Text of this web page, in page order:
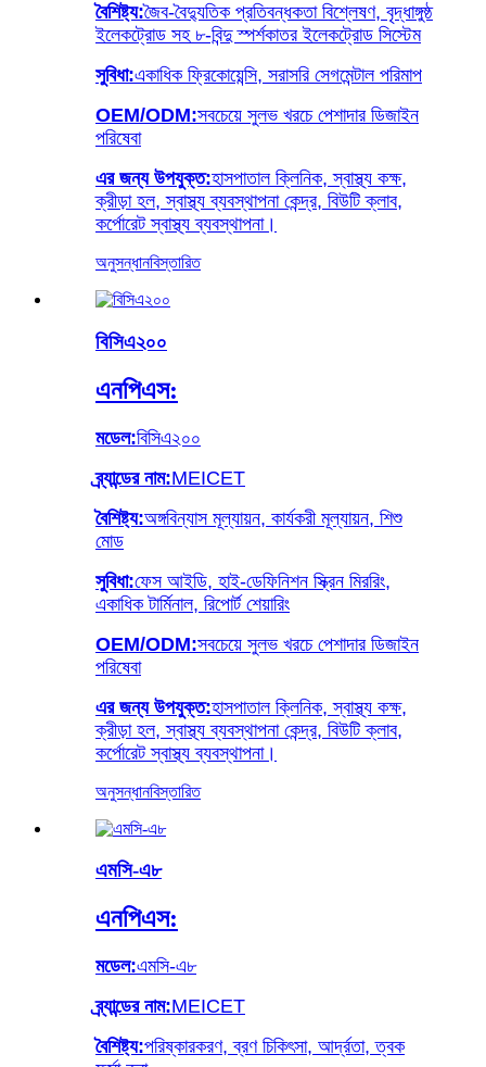
বৈশিষ্ট্য:জৈব-বৈদ্যুতিক প্রতিবন্ধকতা বিশ্লেষণ, বৃদ্ধাঙ্গুষ্ঠ
ইলেকট্রোড সহ ৮-বিন্দু স্পর্শকাতর ইলেকট্রোড সিস্টেম
সুবিধা:একাধিক ফ্রিকোয়েন্সি, সরাসরি সেগমেন্টাল পরিমাপ
OEM/ODM:সবচেয়ে সুলভ খরচে পেশাদার ডিজাইন
পরিষেবা
এর জন্য উপযুক্ত:হাসপাতাল ক্লিনিক, স্বাস্থ্য কক্ষ,
ক্রীড়া হল, স্বাস্থ্য ব্যবস্থাপনা কেন্দ্র, বিউটি ক্লাব,
কর্পোরেট স্বাস্থ্য ব্যবস্থাপনা।
অনুসন্ধানবিস্তারিত
বিসিএ২০০
এনপিএস:
মডেল:বিসিএ২০০
ব্র্যান্ডের নাম:MEICET
বৈশিষ্ট্য:অঙ্গবিন্যাস মূল্যায়ন, কার্যকরী মূল্যায়ন, শিশু
মোড
সুবিধা:ফেস আইডি, হাই-ডেফিনিশন স্ক্রিন মিররিং,
একাধিক টার্মিনাল, রিপোর্ট শেয়ারিং
OEM/ODM:সবচেয়ে সুলভ খরচে পেশাদার ডিজাইন
পরিষেবা
এর জন্য উপযুক্ত:হাসপাতাল ক্লিনিক, স্বাস্থ্য কক্ষ,
ক্রীড়া হল, স্বাস্থ্য ব্যবস্থাপনা কেন্দ্র, বিউটি ক্লাব,
কর্পোরেট স্বাস্থ্য ব্যবস্থাপনা।
অনুসন্ধানবিস্তারিত
এমসি-এ৮
এনপিএস:
মডেল:এমসি-এ৮
ব্র্যান্ডের নাম:MEICET
বৈশিষ্ট্য:পরিষ্কারকরণ, ব্রণ চিকিৎসা, আর্দ্রতা, ত্বক